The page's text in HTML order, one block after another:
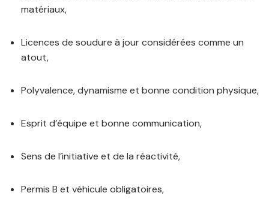
matériaux,
Licences de soudure à jour considérées comme un
atout,
Polyvalence, dynamisme et bonne condition physique,
Esprit d’équipe et bonne communication,
Sens de l’initiative et de la réactivité,
Permis B et véhicule obligatoires,